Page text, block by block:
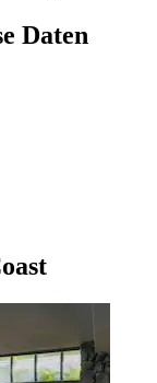
Daten